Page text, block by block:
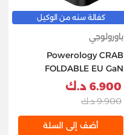
كفالة سنه من الوكيل
باورولوجي
Powerology CRAB
FOLDABLE EU GaN
CHARGER 65W
6.900 د.ك
9.900 د.ك
أضف إلى السلة